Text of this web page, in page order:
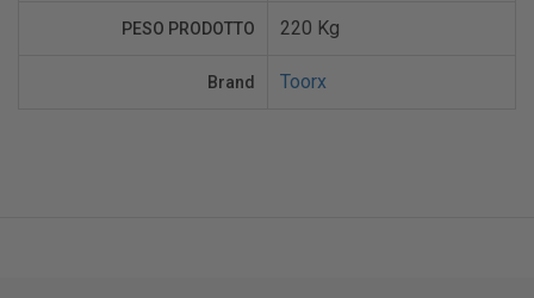
PESO PRODOTTO 220 Kg
Brand Toorx